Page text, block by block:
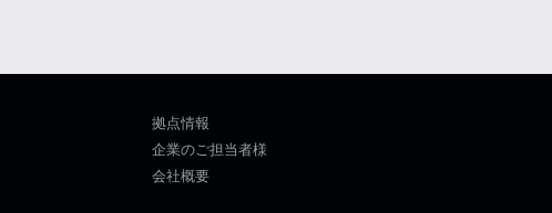
拠点情報
企業のご担当者様
会社概要